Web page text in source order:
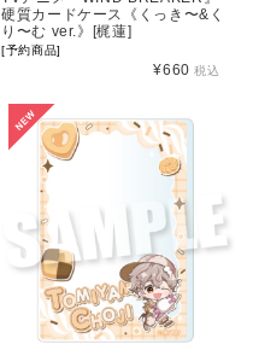
硬質カードケース《くっき〜&く
り〜む ver.》[梶蓮]
[予約商品]
¥660税込